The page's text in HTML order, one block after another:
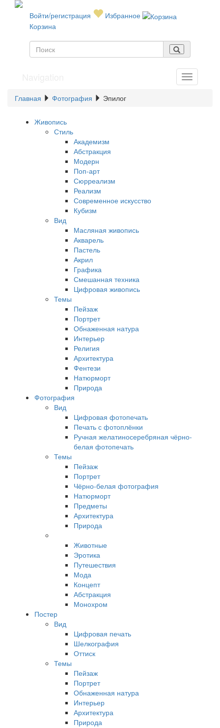
Войти/регистрация
Избранное
Корзина
Главная Фотография Эпилог
Живопись
Стиль
Академизм
Абстракция
Модерн
Поп-арт
Сюрреализм
Реализм
Современное искусство
Кубизм
Вид
Масляная живопись
Акварель
Пастель
Акрил
Графика
Смешанная техника
Цифровая живопись
Темы
Пейзаж
Портрет
Обнаженная натура
Интерьер
Религия
Архитектура
Фентези
Натюрморт
Природа
Фотография
Вид
Цифровая фотопечать
Печать с фотоплёнки
Ручная желатиносеребряная чёрно-
белая фотопечать
Темы
Пейзаж
Портрет
Чёрно-белая фотография
Натюрморт
Предметы
Архитектура
Природа
Животные
Эротика
Путешествия
Мода
Концепт
Абстракция
Монохром
Постер
Вид
Цифровая печать
Шелкография
Оттиск
Темы
Пейзаж
Портрет
Обнаженная натура
Интерьер
Архитектура
Природа